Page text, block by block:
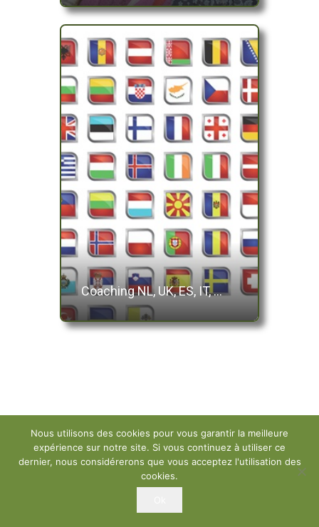
Coaching NL, UK, ES, IT, …
Nous utilisons des cookies pour vous garantir la meilleure
expérience sur notre site. Si vous continuez à utiliser ce
dernier, nous considérerons que vous acceptez l'utilisation des
cookies.